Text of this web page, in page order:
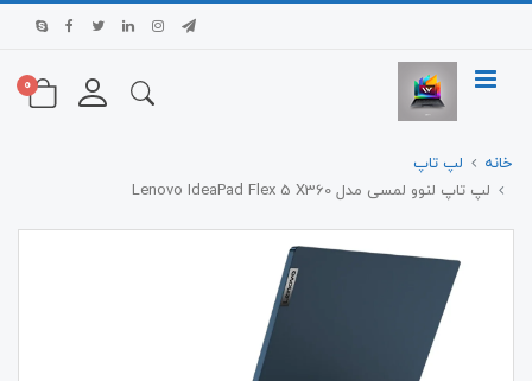
0
خانه
لپ تاپ
لپ تاپ لنوو لمسی مدل Lenovo IdeaPad Flex 5 X360